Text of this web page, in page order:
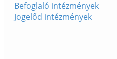
Befoglaló intézmények
Jogelőd intézmények